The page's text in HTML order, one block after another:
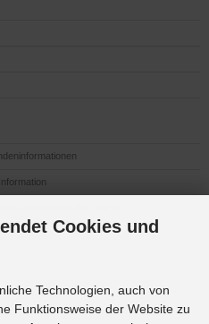
Cookies und
Technologien, auch von
Funktionsweise der Website zu